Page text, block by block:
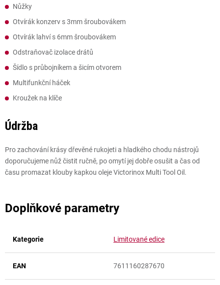
Nůžky
Otvírák konzerv s 3mm šroubovákem
Otvírák lahví s 6mm šroubovákem
Odstraňovač izolace drátů
Šídlo s průbojníkem a šicím otvorem
Multifunkční háček
Kroužek na klíče
Údržba
Pro zachování krásy dřevěné rukojeti a hladkého chodu nástrojů
doporučujeme nůž čistit ručně, po omytí jej dobře osušit a čas od
času promazat klouby kapkou oleje Victorinox Multi Tool Oil.
Doplňkové parametry
Kategorie Limitované edice
EAN 7611160287670